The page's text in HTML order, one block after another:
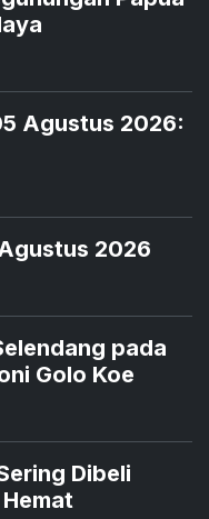
Agustus 2026:
2026
pada
Golo Koe
Dibeli